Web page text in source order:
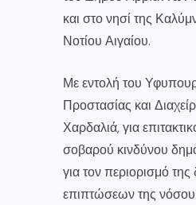
και στο νησί της
Νοτίου Αιγαίου.
Με εντολή του
Προστασίας και
Χαρδαλιά, για
σοβαρού κινδύνου
για τον περιορισμό
επιπτώσεων της νόσου